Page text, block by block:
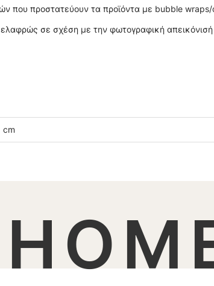
που προστατεύουν τα προϊόντα με bubble wraps/
σε σχέση με την φωτογραφική
cm